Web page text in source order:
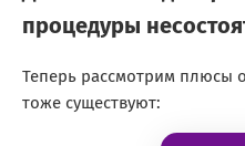
процедуры
Теперь рассмотрим плюсы
тоже существуют: